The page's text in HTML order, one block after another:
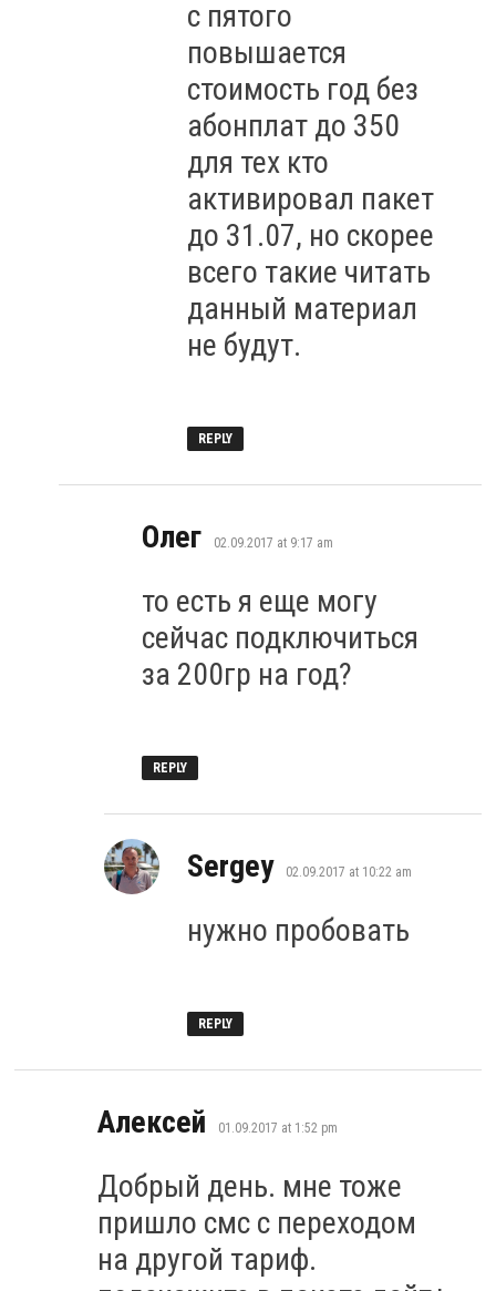
с пятого
повышается
стоимость год без
абонплат до 350
для тех кто
активировал пакет
до 31.07, но скорее
всего такие читать
данный материал
не будут.
REPLY
Олег says:
02.09.2017 at 9:17 am
то есть я еще могу
сейчас подключиться
за 200гр на год?
REPLY
Sergey says:
02.09.2017 at 10:22 am
нужно пробовать
REPLY
Алексей says:
01.09.2017 at 1:52 pm
Добрый день. мне тоже
пришло смс с переходом
на другой тариф.